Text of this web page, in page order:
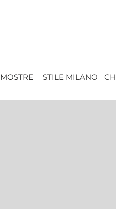
MOSTRE STILE MILANO